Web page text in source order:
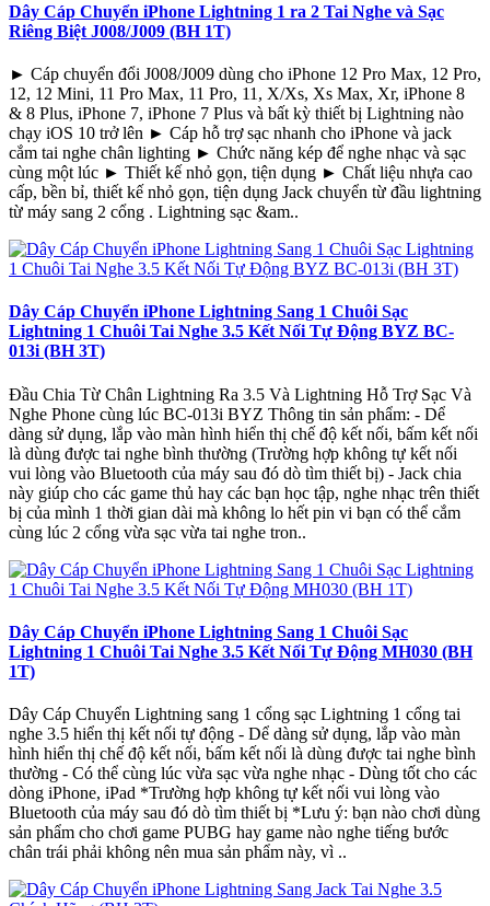
Dây Cáp Chuyển iPhone Lightning 1 ra 2 Tai Nghe và Sạc
Riêng Biệt J008/J009 (BH 1T)
► Cáp chuyển đổi J008/J009 dùng cho iPhone 12 Pro Max, 12 Pro,
12, 12 Mini, 11 Pro Max, 11 Pro, 11, X/Xs, Xs Max, Xr, iPhone 8
& 8 Plus, iPhone 7, iPhone 7 Plus và bất kỳ thiết bị Lightning nào
chạy iOS 10 trở lên ► Cáp hỗ trợ sạc nhanh cho iPhone và jack
cắm tai nghe chân lighting ► Chức năng kép để nghe nhạc và sạc
cùng một lúc ► Thiết kế nhỏ gọn, tiện dụng ► Chất liệu nhựa cao
cấp, bền bỉ, thiết kế nhỏ gọn, tiện dụng Jack chuyển từ đầu lightning
từ máy sang 2 cổng . Lightning sạc &am..
Dây Cáp Chuyển iPhone Lightning Sang 1 Chuôi Sạc
Lightning 1 Chuôi Tai Nghe 3.5 Kết Nối Tự Động BYZ BC-
013i (BH 3T)
Đầu Chia Từ Chân Lightning Ra 3.5 Và Lightning Hỗ Trợ Sạc Và
Nghe Phone cùng lúc BC-013i BYZ Thông tin sản phẩm: - Dể
dàng sử dụng, lắp vào màn hình hiển thị chế độ kết nối, bấm kết nối
là dùng được tai nghe bình thường (Trường hợp không tự kết nối
vui lòng vào Bluetooth của máy sau đó dò tìm thiết bị) - Jack chia
này giúp cho các game thủ hay các bạn học tập, nghe nhạc trên thiết
bị của mình 1 thời gian dài mà không lo hết pin vi bạn có thể cắm
cùng lúc 2 cổng vừa sạc vừa tai nghe tron..
Dây Cáp Chuyển iPhone Lightning Sang 1 Chuôi Sạc
Lightning 1 Chuôi Tai Nghe 3.5 Kết Nối Tự Động MH030 (BH
1T)
Dây Cáp Chuyển Lightning sang 1 cổng sạc Lightning 1 cổng tai
nghe 3.5 hiển thị kết nối tự động - Dể dàng sử dụng, lắp vào màn
hình hiển thị chế độ kết nối, bấm kết nối là dùng được tai nghe bình
thường - Có thể cùng lúc vừa sạc vừa nghe nhạc - Dùng tốt cho các
dòng iPhone, iPad *Trường hợp không tự kết nối vui lòng vào
Bluetooth của máy sau đó dò tìm thiết bị *Lưu ý: bạn nào chơi dùng
sản phẩm cho chơi game PUBG hay game nào nghe tiếng bước
chân trái phải không nên mua sản phẩm này, vì ..